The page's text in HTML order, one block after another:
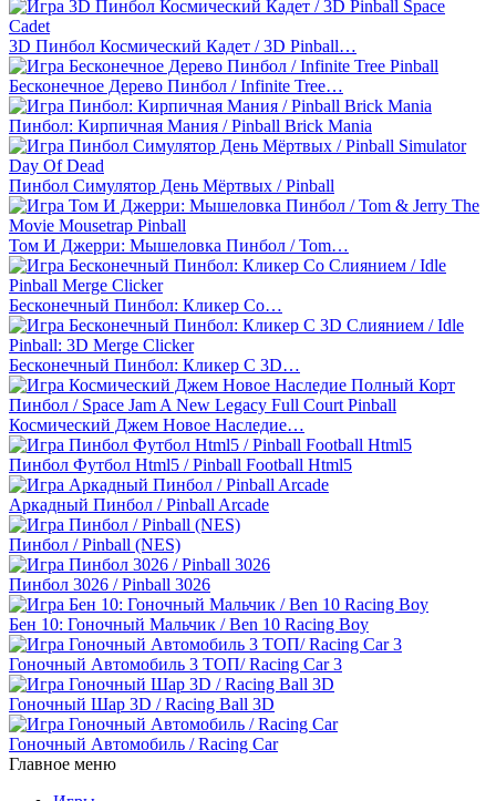
3D Пинбол Космический Кадет / 3D Pinball…
Бесконечное Дерево Пинбол / Infinite Tree…
Пинбол: Кирпичная Мания / Pinball Brick Mania
Пинбол Симулятор День Мёртвых / Pinball
Том И Джерри: Мышеловка Пинбол / Tom…
Бесконечный Пинбол: Кликер Со…
Бесконечный Пинбол: Кликер С 3D…
Космический Джем Новое Наследие…
Пинбол Футбол Html5 / Pinball Football Html5
Аркадный Пинбол / Pinball Arcade
Пинбол / Pinball (NES)
Пинбол 3026 / Pinball 3026
Бен 10: Гоночный Мальчик / Ben 10 Racing Boy
Гоночный Автомобиль 3 ТОП/ Racing Car 3
Гоночный Шар 3D / Racing Ball 3D
Гоночный Автомобиль / Racing Car
Главное меню